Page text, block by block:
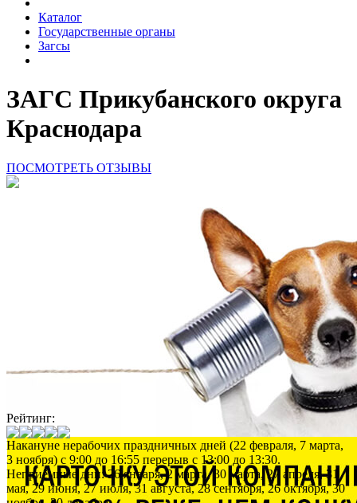
Каталог
Государственные органы
Загсы
ЗАГС Прикубанского округа
Краснодара
ПОСМОТРЕТЬ ОТЗЫВЫ
Рейтинг:
Накануне нерабочих праздничных дней (22 февраля, 7 марта,
3 ноября) с 9:00 до 16:55 перерыв с 13:00 до 13:30.
Неприёмные дни: 26 января, 2 марта, 30 марта, 27 апреля, 31
мая, 29 июня, 27 июля, 31 августа, 28 сентября, 26 октября, 30